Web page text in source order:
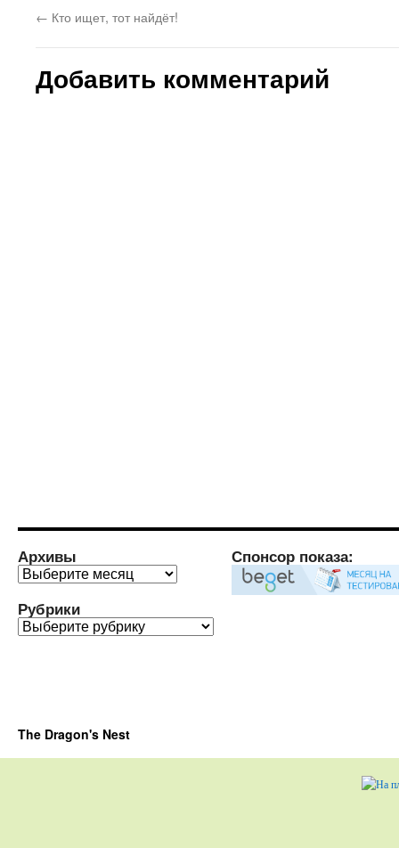
← Кто ищет, тот найдёт!
Добавить комментарий
Архивы
Архивы
Рубрики
Рубрики
Спонсор показа:
The Dragon's Nest